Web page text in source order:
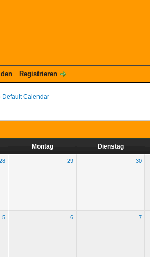
Registrieren
Default Calendar
Montag Dienstag
29 30
5 6 7